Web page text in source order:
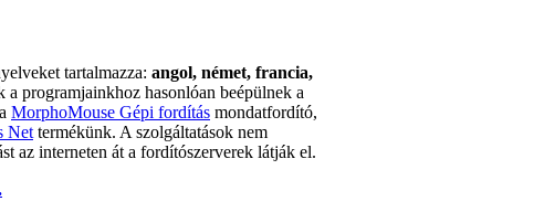
tartalmazza: angol, német, francia,
a programjainkhoz hasonlóan beépülnek a
MorphoMouse Gépi fordítás mondatfordító,
Net termékünk. A szolgáltatások nem
az interneten át a fordítószerverek látják el.